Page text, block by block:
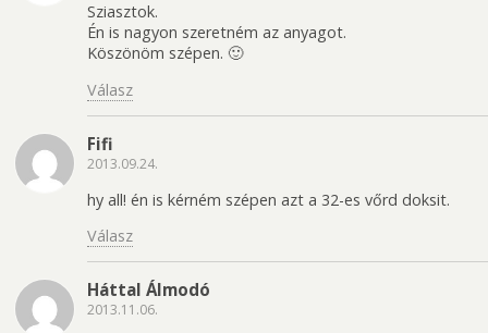
Sziasztok.
Én is nagyon szeretném az anyagot.
Köszönöm szépen. 🙂
Válasz
Fifi
2013.09.24.
hy all! én is kérném szépen azt a 32-es vőrd doksit.
Válasz
Háttal Álmodó
2013.11.06.